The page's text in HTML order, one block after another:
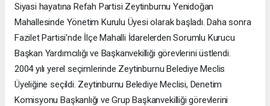
Siyasi hayatına Refah Partisi Zeytinburnu Yenidoğan
Mahallesinde Yönetim Kurulu Üyesi olarak başladı. Daha sonra
Fazilet Partisi'nde İlçe Mahalli İdarelerden Sorumlu Kurucu
Başkan Yardımcılığı ve Başkanvekilliği görevlerini üstlendi.
2004 yılı yerel seçimlerinde Zeytinburnu Belediye Meclis
Üyeliğine seçildi. Zeytinburnu Belediye Meclisi, Denetim
Komisyonu Başkanlığı ve Grup Başkanvekilliği görevlerini